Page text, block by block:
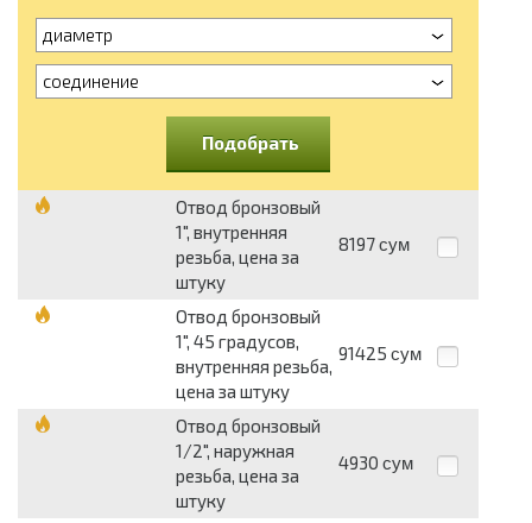
диаметр
соединение
Подобрать
Отвод бронзовый
1", внутренняя
резьба, цена за
штуку
8197 сум
Отвод бронзовый
1", 45 градусов,
внутренняя резьба,
цена за штуку
91425 сум
Отвод бронзовый
1/2", наружная
резьба, цена за
штуку
4930 сум